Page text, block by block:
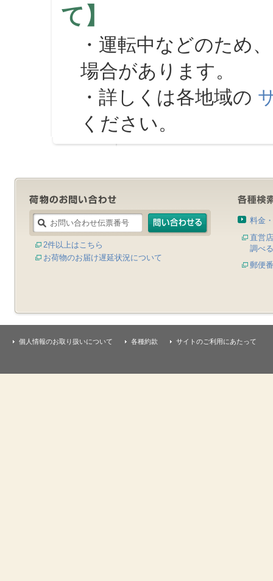
て】
・運転中などのため
場合があります。
・詳しくは各地域の
ください。
2件以上はこちら
お荷物のお届け遅延状況について
料金
直営
調べる
郵便
個人情報のお取り扱いについて 各種約款 サイトのご利用にあたって